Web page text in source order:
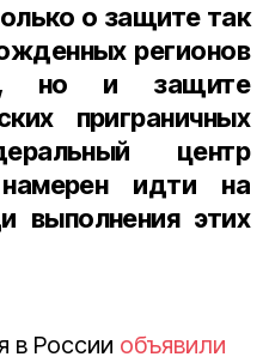
о защите так
регионов
но и защите
приграничных
центр
идти на
выполнения этих
в России объявили